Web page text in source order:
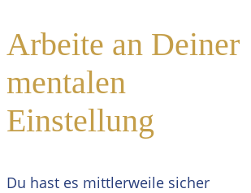
Arbeite an Deiner
mentalen
Einstellung
Du hast es mittlerweile sicher